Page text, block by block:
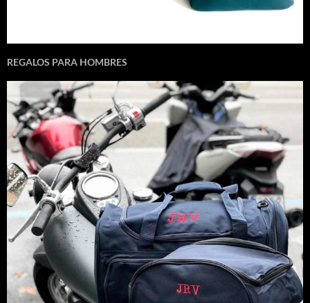
REGALOS PARA HOMBRES